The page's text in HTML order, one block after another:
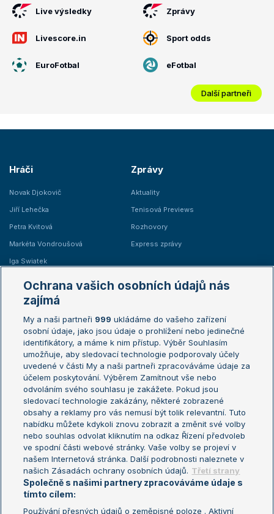
Live výsledky Zprávy
Livescore.in Sport odds
EuroFotbal eFotbal
Další partneři
Hráči
Novak Djokovič
Jiří Lehečka
Petra Kvitová
Markéta Vondroušová
Iga Swiatek
Zprávy
Aktuality
Tenisová Previews
Rozhovory
Express zprávy
Žebříčky
Žebříček ATP (muži)
Žebříček WTA (ženy)
Sázkařský žebříček
Australian Open
French Open
Wimbledon
US Open
Turnaj mistrů
Turnaj mistryň
Aktualní trendy
Fotbalové přestupy
Livesport Daily
LS Prague Open
Ochrana vašich osobních údajů nás
zajímá
My a naši partneři 999 ukládáme do vašeho zařízení
osobní údaje, jako jsou údaje o prohlížení nebo jedinečné
identifikátory, a máme k nim přístup. Výběr Souhlasím
umožňuje, aby sledovací technologie podporovaly účely
uvedené v části My a naši partneři zpracováváme údaje za
účelem poskytování. Výběrem Zamítnout vše nebo
odvoláním svého souhlasu je zakážete. Pokud jsou
sledovací technologie zakázány, některé zobrazené
obsahy a reklamy pro vás nemusí být tolik relevantní. Tuto
nabídku můžete kdykoli znovu zobrazit a změnit své volby
nebo souhlas odvolat kliknutím na odkaz Řízení předvoleb
ve spodní části webové stránky. Vaše volby se projeví v
našem Internetová stránka. Další podrobnosti naleznete v
našich Zásadách ochrany osobních údajů. Třetí strany
Společně s našimi partnery zpracováváme údaje s
tímto cílem:
Používání přesných údajů o zeměpisné poloze . Aktivní